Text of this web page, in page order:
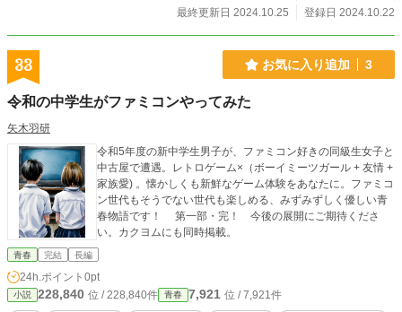
最終更新日 2024.10.25
登録日 2024.10.22
33 お気に入り追加 3
令和の中学生がファミコンやってみた
矢木羽研
令和5年度の新中学生男子が、ファミコン好きの同級生女子と
中古屋で遭遇。レトロゲーム×（ボーイミーツガール + 友情 +
家族愛) 。懐かしくも新鮮なゲーム体験をあなたに。ファミコ
ン世代もそうでない世代も楽しめる、みずみずしく優しい青
春物語です！ 第一部・完！ 今後の展開にご期待くださ
い。カクヨムにも同時掲載。
青春 完結 長編
24h.ポイント 0pt
小説 228,840 位 / 228,840件 青春 7,921 位 / 7,921件